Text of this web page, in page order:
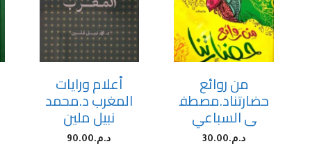
من روائع
حضارتناد.مصطف
ى السباعي
د.م.30.00
أعلام ورايات
المغرب د.محمد
نبيل ملين
د.م.90.00